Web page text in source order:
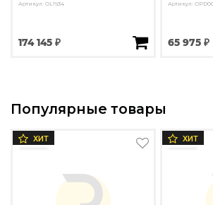
Артикул: OL1934
174 145 ₽
Артикул:
65 975 ₽
Популярные товары
ХИТ ХИТ